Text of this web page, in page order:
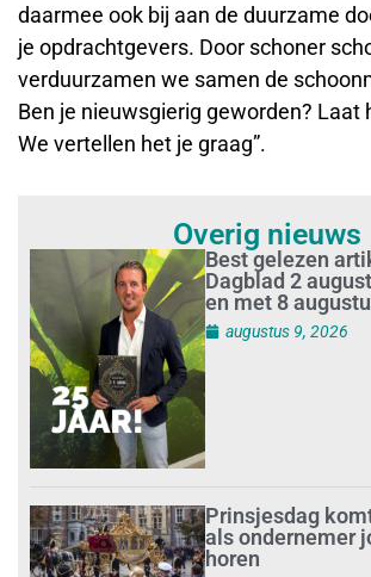
daarmee ook bij aan de duurzame
je opdrachtgevers. Door schoner
verduurzamen we samen de
Ben je nieuwsgierig geworden? Laat
We vertellen het je graag”.
Overig nieuws
Best gelezen
Dagblad 2
en met 8
augustus 9, 2026
Prinsjesdag
als ondernemer
horen